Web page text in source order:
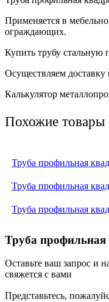
Применяется в
ограждающих.
Купить трубу
Осуществляем
Калькулятор
Похожие товары
Труба профильная
Труба профильная
Труба профильная
Труба
Оставьте ваш запрос и
свяжется с вами
Представьтесь,